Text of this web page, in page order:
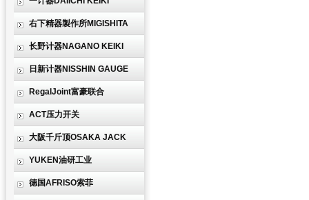
右下精器製作所MIGISHITA
长野计器NAGANO KEIKI
日新计器NISSHIN GAUGE
RegalJoint富豪联合
ACT压力开关
大阪千斤顶OSAKA JACK
YUKEN油研工业
德国AFRISO索菲